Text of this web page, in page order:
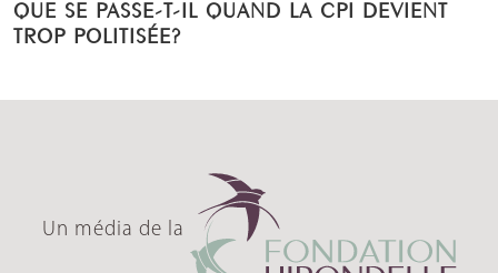
QUE SE PASSE-T-IL QUAND LA CPI DEVIENT
TROP POLITISÉE?
Un média de la